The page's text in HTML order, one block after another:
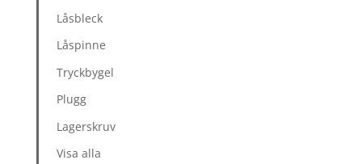
Låsbleck
Låspinne
Tryckbygel
Plugg
Lagerskruv
Visa alla